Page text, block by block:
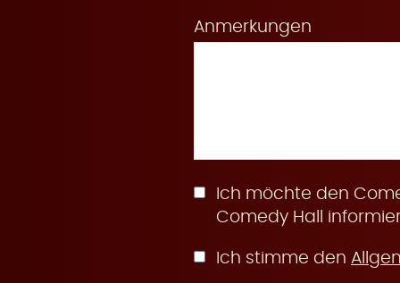
Anmerkungen
Ich möchte den
Comedy Hall
Ich stimme den